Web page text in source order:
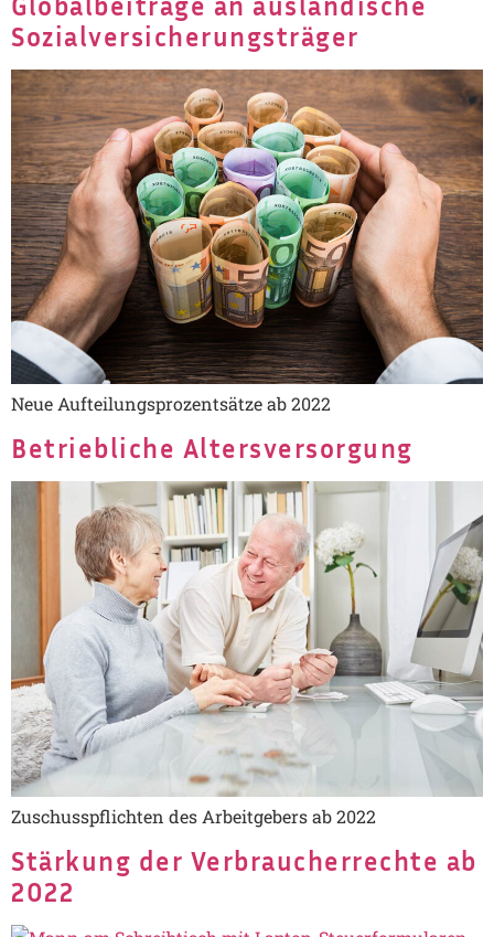
Sozialversicherungsträger
Neue Aufteilungsprozentsätze ab 2022
Betriebliche Altersversorgung
Zuschusspflichten des Arbeitgebers ab 2022
Stärkung der Verbraucherrechte ab
2022